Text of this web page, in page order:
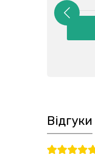
Відгуки